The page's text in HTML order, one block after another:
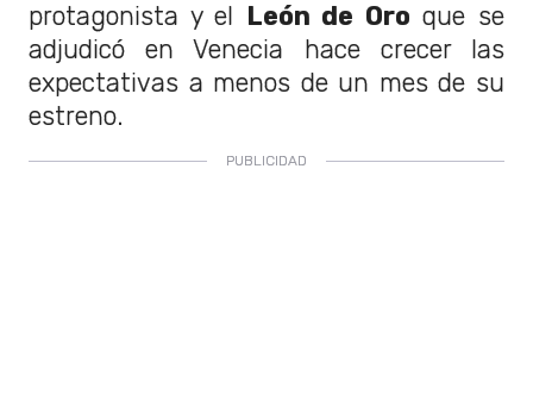
protagonista y el León de Oro que se
adjudicó en Venecia hace crecer las
expectativas a menos de un mes de su
estreno.